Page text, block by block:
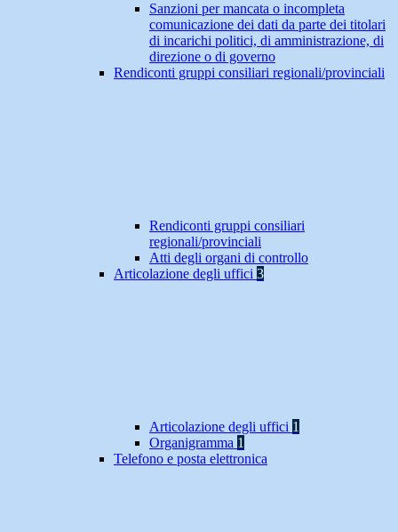
Sanzioni per mancata o incompleta
comunicazione dei dati da parte dei titolari
di incarichi politici, di amministrazione, di
direzione o di governo
Rendiconti gruppi consiliari regionali/provinciali
Rendiconti gruppi consiliari
regionali/provinciali
Atti degli organi di controllo
Articolazione degli uffici 3
Articolazione degli uffici 1
Organigramma 1
Telefono e posta elettronica